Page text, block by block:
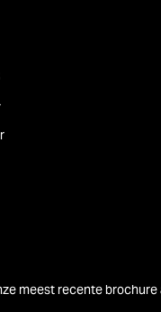
meest recente brochure